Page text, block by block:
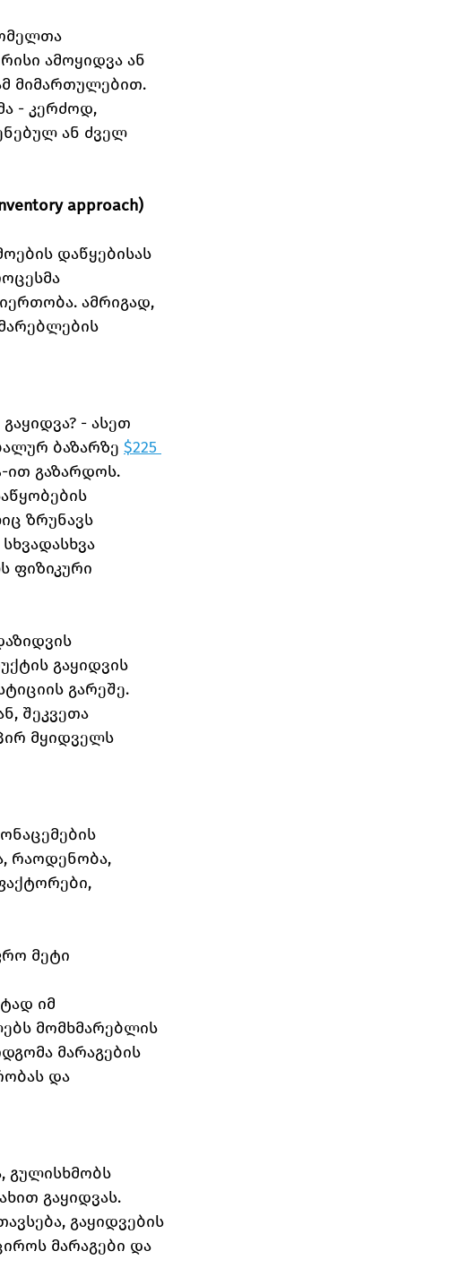
ამოყიდვა ან
მიმართულებით.
- კერძოდ,
ან ძველ
approach)
დაწყებისას
ამრიგად,
- ასეთ
ბაზარზე $225
ით გაზარდოს.
ზრუნავს
ფიზიკური
გაყიდვის
გარეშე.
შეკვეთა
მყიდველს
რაოდენობა,
მეტი
იმ
მომხმარებლის
მარაგების
და
გულისხმობს
გაყიდვას.
გაყიდვების
მარაგები და